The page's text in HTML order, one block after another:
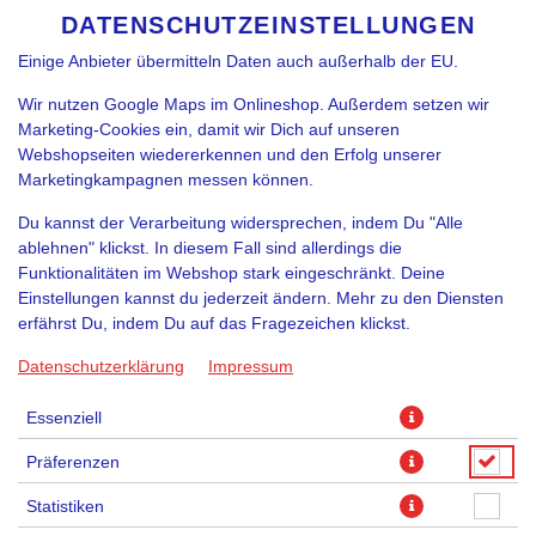
DE
SPRACHE ÄNDERN
RANCH DIP
DATENSCHUTZEINSTELLUNGEN
Diensteanbieter zur Weiterverarbeitung weitergegeben werden.
Einige Anbieter übermitteln Daten auch außerhalb der EU.
Wir nutzen Google Maps im Onlineshop. Außerdem setzen wir
Marketing-Cookies ein, damit wir Dich auf unseren
Webshopseiten wiedererkennen und den Erfolg unserer
Marketingkampagnen messen können.
Du kannst der Verarbeitung widersprechen, indem Du "Alle
ablehnen" klickst. In diesem Fall sind allerdings die
Funktionalitäten im Webshop stark eingeschränkt. Deine
Einstellungen kannst du jederzeit ändern. Mehr zu den Diensten
erfährst Du, indem Du auf das Fragezeichen klickst.
Datenschutzerklärung Impressum
Essenziell
Präferenzen
Statistiken